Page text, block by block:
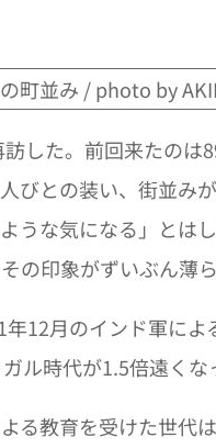
した。前回来たのは
びとの装い、街並み
うな気になる」とは
の印象がずいぶん薄
12月のインド軍によ
ル時代が1.5倍遠くな
る教育を受けた世代